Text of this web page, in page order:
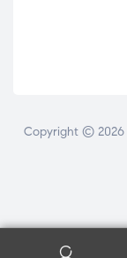
Copyright © 2026